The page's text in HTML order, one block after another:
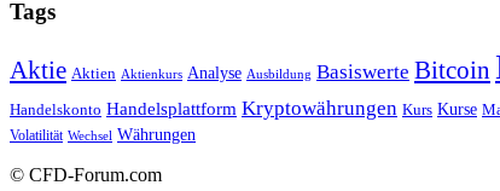
Tags
Aktie Aktien Aktienkurs Analyse Ausbildung Basiswerte Bitcoin
Handelskonto Handelsplattform Kryptowährungen Kurs Kurse
Volatilität Wechsel Währungen
© CFD-Forum.com